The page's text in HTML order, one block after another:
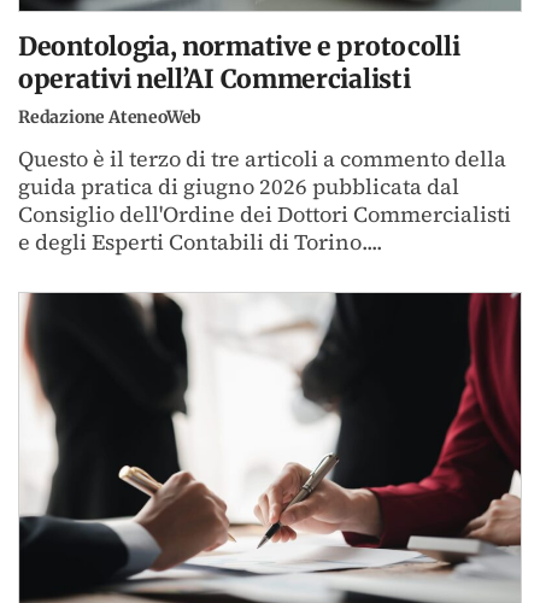
Deontologia, normative e protocolli
operativi nell’AI Commercialisti
Redazione AteneoWeb
Questo è il terzo di tre articoli a commento della
guida pratica di giugno 2026 pubblicata dal
Consiglio dell'Ordine dei Dottori Commercialisti
e degli Esperti Contabili di Torino....